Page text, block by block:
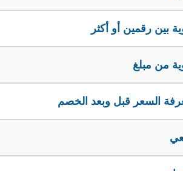
بين رقمين أو أكثر
من مبلغ
السعر قبل وبعد الخصم